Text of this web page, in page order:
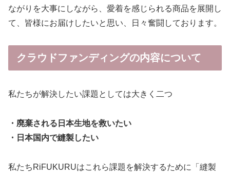
ながりを大事にしながら、愛着を感じられる商品を展開し
て、皆様にお届けしたいと思い、日々奮闘しております。
クラウドファンディングの内容について
私たちが解決したい課題としては大きく二つ
・廃棄される日本生地を救いたい
・日本国内で縫製したい
私たちRiFUKURUはこれら課題を解決するために「縫製